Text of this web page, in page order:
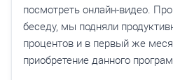
посмотреть онлайн-видео.
беседу, мы подняли
процентов и в первый же
приобретение данного